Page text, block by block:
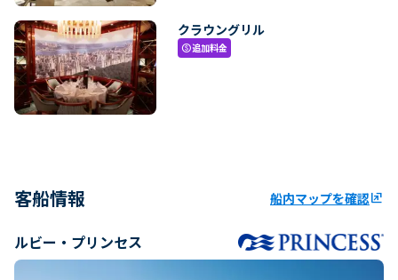
クラウングリル
paid追加料金
客船情報 船内マップを確認ungroup
ルビー・プリンセス